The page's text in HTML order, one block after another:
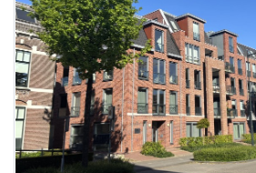
al verhuurd
Om kans te
maken moet je
binnen 15
minuten
reageren.
Stekkies helpt
je hierbij!